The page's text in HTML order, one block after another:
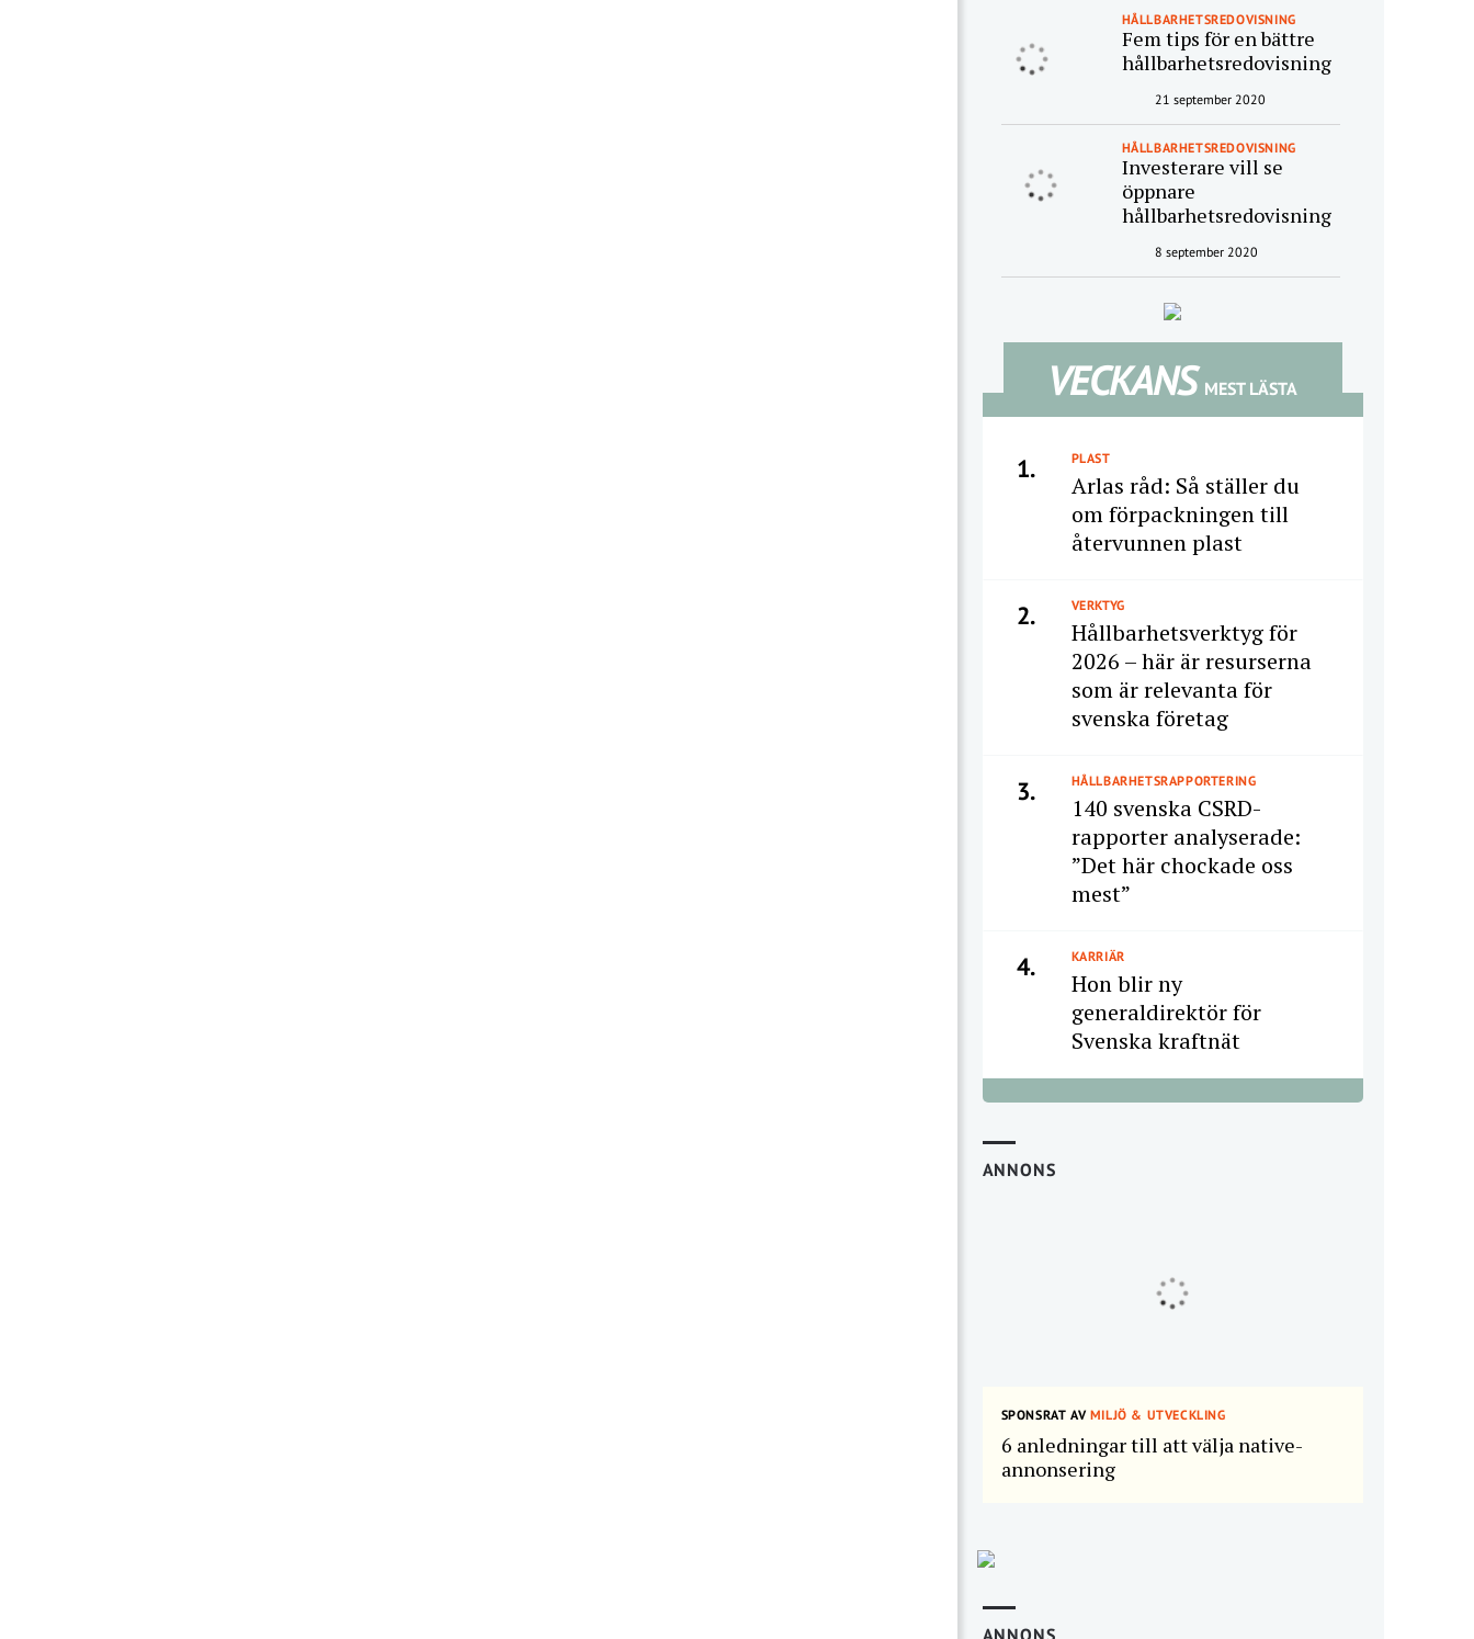
HÅLLBARHETSREDOVISNING
Fem tips för en bättre
hållbarhetsredovisning
21 september 2020
HÅLLBARHETSREDOVISNING
Investerare vill se
öppnare
hållbarhetsredovisning
8 september 2020
VECKANS MEST LÄSTA
1. PLAST
Arlas råd: Så ställer du
om förpackningen till
återvunnen plast
2. VERKTYG
Hållbarhetsverktyg för
2026 – här är resurserna
som är relevanta för
svenska företag
3. HÅLLBARHETSRAPPORTERING
140 svenska CSRD-
rapporter analyserade:
”Det här chockade oss
mest”
4. KARRIÄR
Hon blir ny
generaldirektör för
Svenska kraftnät
ANNONS
SPONSRAT AVMILJÖ & UTVECKLING
6 anledningar till att välja native-
annonsering
ANNONS